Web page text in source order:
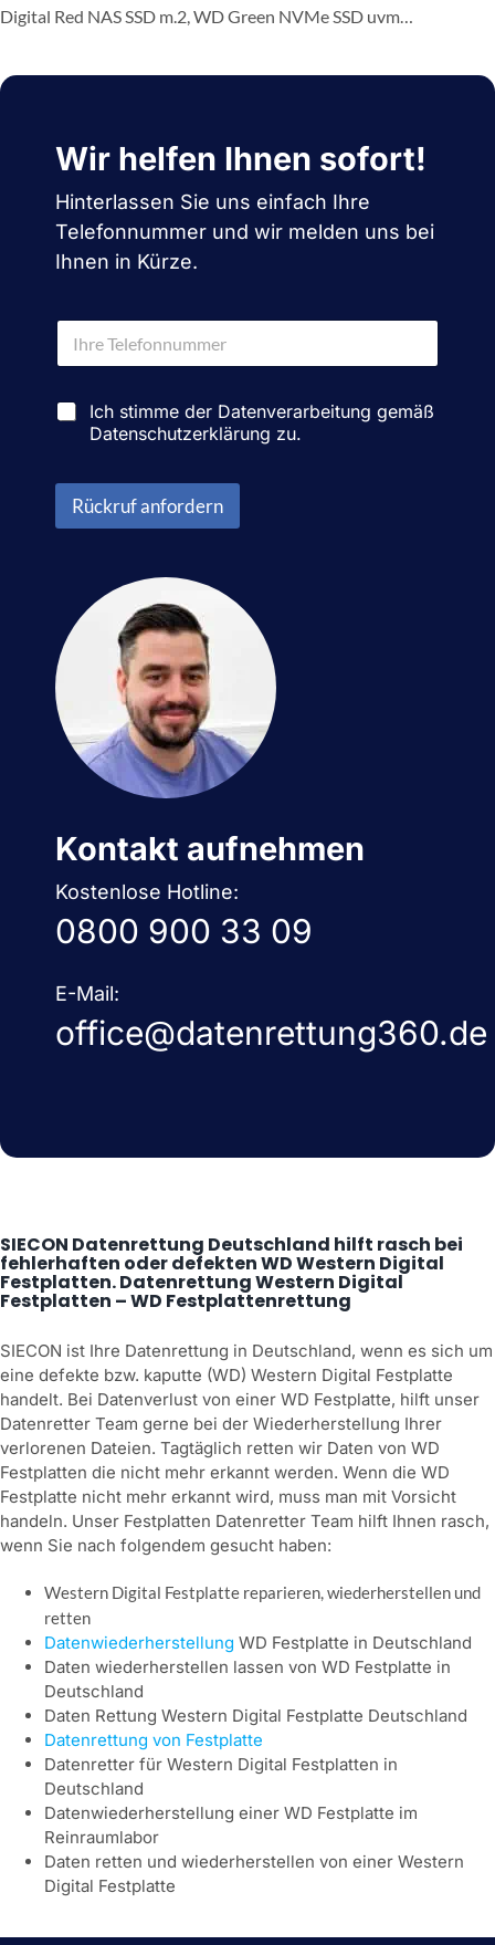
Digital Red NAS SSD m.2, WD Green NVMe SSD uvm…
Wir helfen Ihnen sofort!
Hinterlassen Sie uns einfach Ihre
Telefonnummer und wir melden uns bei
Ihnen in Kürze.
T
l
fD
n
c
Ich stimme der Datenverarbeitung gemäß
Datenschutzerklärung zu.
Rückruf anfordern
Kontakt aufnehmen
Kostenlose Hotline:
0800 900 33 09
E-Mail:
office@datenrettung360.de
SIECON Datenrettung Deutschland hilft rasch bei
fehlerhaften oder defekten WD Western Digital
Festplatten. Datenrettung Western Digital
Festplatten – WD Festplattenrettung
SIECON ist Ihre Datenrettung in Deutschland, wenn es sich um
eine defekte bzw. kaputte (WD) Western Digital Festplatte
handelt. Bei Datenverlust von einer WD Festplatte, hilft unser
Datenretter Team gerne bei der Wiederherstellung Ihrer
verlorenen Dateien. Tagtäglich retten wir Daten von WD
Festplatten die nicht mehr erkannt werden. Wenn die WD
Festplatte nicht mehr erkannt wird, muss man mit Vorsicht
handeln. Unser Festplatten Datenretter Team hilft Ihnen rasch,
wenn Sie nach folgendem gesucht haben:
Western Digital Festplatte reparieren, wiederherstellen und
retten
Datenwiederherstellung WD Festplatte in Deutschland
Daten wiederherstellen lassen von WD Festplatte in
Deutschland
Daten Rettung Western Digital Festplatte Deutschland
Datenrettung von Festplatte
Datenretter für Western Digital Festplatten in
Deutschland
Datenwiederherstellung einer WD Festplatte im
Reinraumlabor
Daten retten und wiederherstellen von einer Western
Digital Festplatte